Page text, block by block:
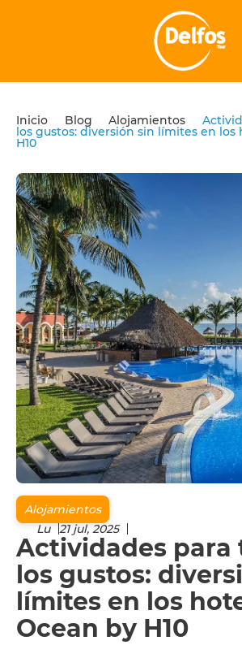
Inicio Blog Alojamientos
los gustos: diversión sin límites en los
H10
Alojamientos
Lu
21 jul, 2025
Actividades para
los gustos:
límites en los
Ocean by H10